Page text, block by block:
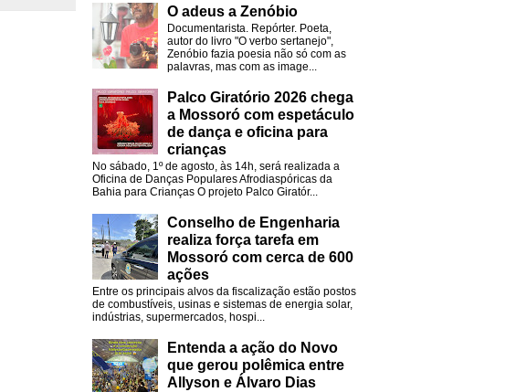
O adeus a Zenóbio
Documentarista. Repórter. Poeta,
autor do livro "O verbo sertanejo",
Zenóbio fazia poesia não só com as
palavras, mas com as image...
Palco Giratório 2026 chega
a Mossoró com espetáculo
de dança e oficina para
crianças
No sábado, 1º de agosto, às 14h, será realizada a
Oficina de Danças Populares Afrodiaspóricas da
Bahia para Crianças O projeto Palco Giratór...
Conselho de Engenharia
realiza força tarefa em
Mossoró com cerca de 600
ações
Entre os principais alvos da fiscalização estão postos
de combustíveis, usinas e sistemas de energia solar,
indústrias, supermercados, hospi...
Entenda a ação do Novo
que gerou polêmica entre
Allyson e Álvaro Dias